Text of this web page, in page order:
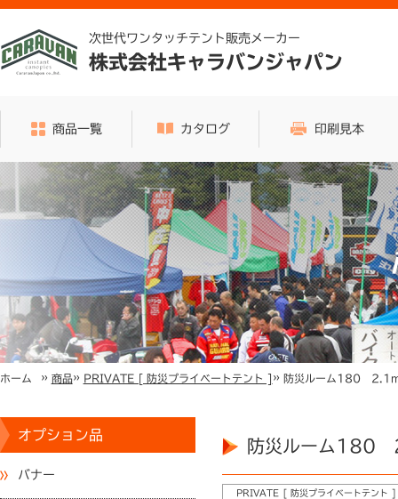
次世代ワンタッチテント販売メーカー
株式会社キャラバンジャパン
商品一覧 カタログ 印刷見本
ホーム » 商品» PRIVATE [ 防災プライベートテント ] » 防災ルーム180
オプション品
バナー
防災ルーム
PRIVATE [ 防災プライベートテント ]